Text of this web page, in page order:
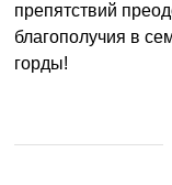
препятствий
благополучия в
горды!